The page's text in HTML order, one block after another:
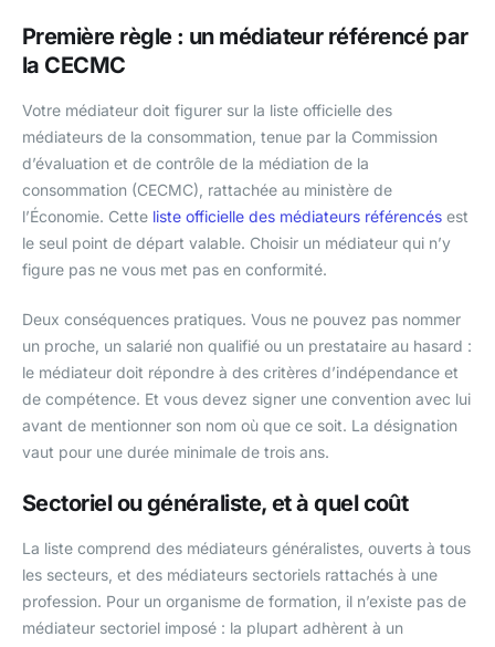
Première règle : un médiateur référencé par
la CECMC
Votre médiateur doit figurer sur la liste officielle des
médiateurs de la consommation, tenue par la Commission
d’évaluation et de contrôle de la médiation de la
consommation (CECMC), rattachée au ministère de
l’Économie. Cette liste officielle des médiateurs référencés est
le seul point de départ valable. Choisir un médiateur qui n’y
figure pas ne vous met pas en conformité.
Deux conséquences pratiques. Vous ne pouvez pas nommer
un proche, un salarié non qualifié ou un prestataire au hasard :
le médiateur doit répondre à des critères d’indépendance et
de compétence. Et vous devez signer une convention avec lui
avant de mentionner son nom où que ce soit. La désignation
vaut pour une durée minimale de trois ans.
Sectoriel ou généraliste, et à quel coût
La liste comprend des médiateurs généralistes, ouverts à tous
les secteurs, et des médiateurs sectoriels rattachés à une
profession. Pour un organisme de formation, il n’existe pas de
médiateur sectoriel imposé : la plupart adhèrent à un